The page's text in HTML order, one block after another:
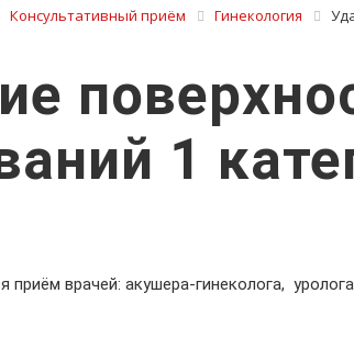
Консультативный приём Гинекология
1
приём врачей: акушера-гинеколога,